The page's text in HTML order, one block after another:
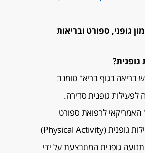
גופני, ספורט ובריאות
גופנית?
בריאה בגוף בריא" טומנת
לפעילות גופנית סדירה.
האמריקאי לרפואת ספורט
(ACSM) פעילות גופנית (Physical Activity)
גופנית המתבצעת על ידי